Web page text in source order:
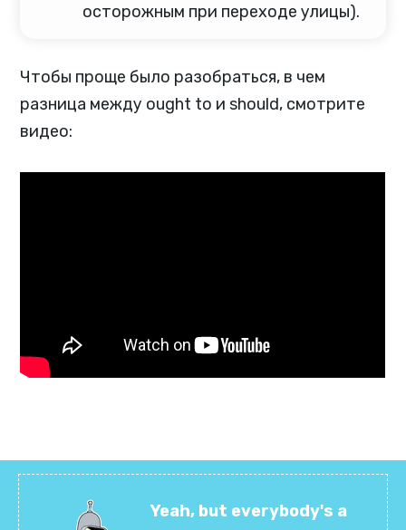
осторожным при переходе улицы).
Чтобы проще было разобраться, в чем
разница между ought to и should, смотрите
видео:
Yeah, but everybody's a